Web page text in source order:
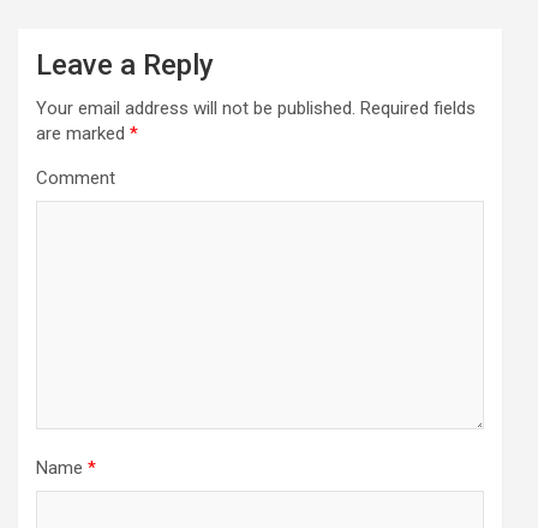
Leave a Reply
Your email address will not be published. Required fields
are marked *
Comment
Name *